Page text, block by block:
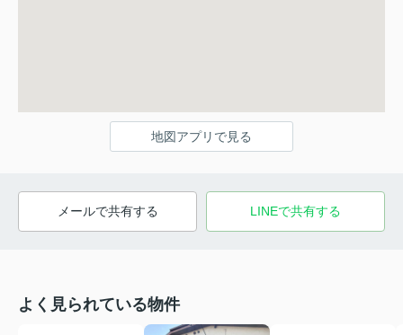
地図アプリで見る
メールで共有する LINEで共有する
よく見られている物件